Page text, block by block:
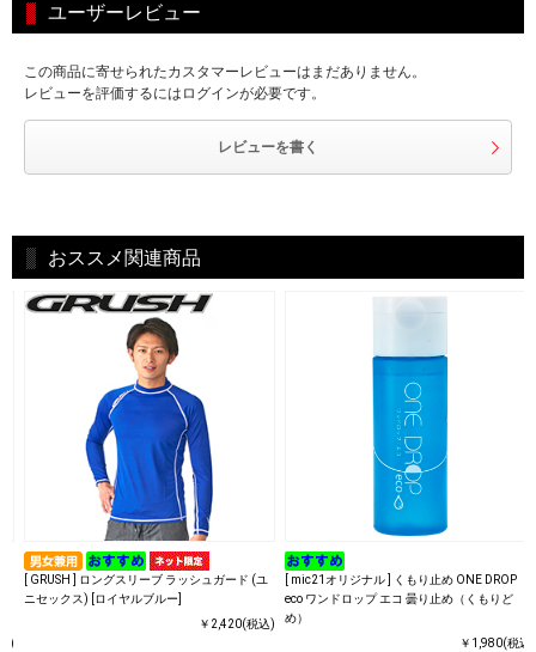
ユーザーレビュー
この商品に寄せられたカスタマーレビューはまだありません。
レビューを評価するにはログインが必要です。
レビューを書く
おススメ関連商品
)
[ GRUSH ] ロングスリーブ ラッシュガード (ユ
ニセックス) [ロイヤルブルー]
￥2,420(税込)
[ mic21オリジナル ] くもり止め ONE DROP
eco ワンドロップ エコ 曇り止め（くもりど
め）
￥1,980(税込)